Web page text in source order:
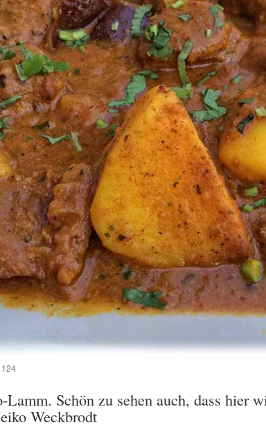
Lamm. Schön zu sehen auch, dass hier
Weckbrodt